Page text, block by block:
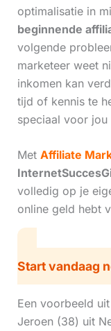
optimalisatie in
beginnende
volgende
marketeer weet
inkomen kan
tijd of kennis te
speciaal voor jou
Met Affiliate
volledig op je
online geld hebt
Start vandaag
Een voorbeeld
Jeroen (38) uit